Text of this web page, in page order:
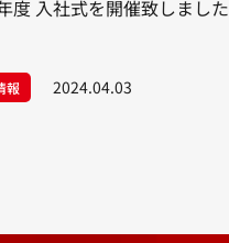
度 入社式を開催致しました
報 2024.04.03